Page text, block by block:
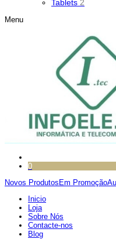
Tablets 2
Menu
0
Novos Produtos Em Promoção
Inicio
Loja
Sobre Nós
Contacte-nos
Blog